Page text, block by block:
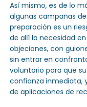
Así mismo, es de lo
algunas campañas
preparación es un
de allí la necesidad
objeciones, con
sin entrar en
voluntario para que
confianza inmediata,
de aplicaciones de